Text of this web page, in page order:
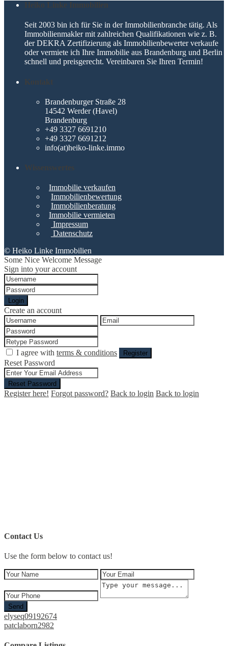
Heiko Linke Immobilien
Seit 2003 bin ich für Sie in der Immobilienbranche tätig. Als
Immobilienmakler mit zahlreichen Qualifikationen wie z. B.
der DEKRA Zertifizierung als Immobilienbewerter verkaufe
oder vermiete ich Ihre Immobilie aus Brandenburg und Berlin
schnell und preisgerecht. Vereinbaren Sie Ihren Termin!
Kontakt
Brandenburger Straße 28
14542 Werder (Havel)
Brandenburg
+49 3327 6691210
+49 3327 6691212
info(at)heiko-linke.immo
Wissenswertes
Immobilie verkaufen
Immobilienbewertung
Immobilienberatung
Immobilie vermieten
Impressum
Datenschutz
© Heiko Linke Immobilien
Some Nice Welcome Message
Sign into your account
Login
Create an account
I agree with terms & conditions Register
Reset Password
Reset Password
Register here! Forgot password? Back to login Back to login
Contact Us
Use the form below to contact us!
Send
elyseq09192674
patclaborn2982